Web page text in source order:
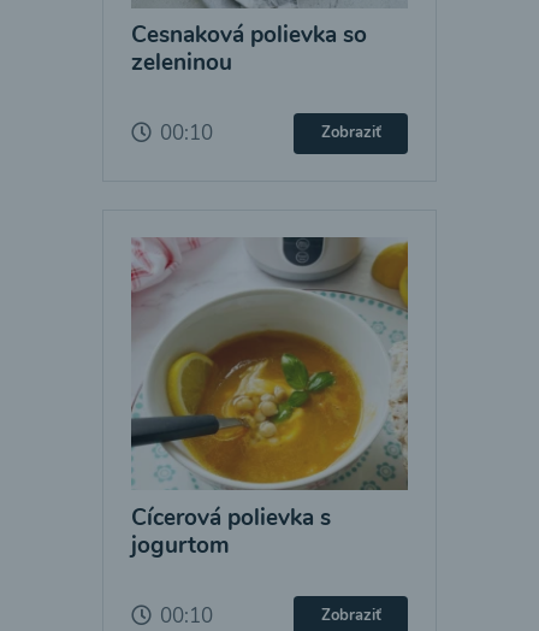
Cesnaková polievka so
zeleninou
00:10 Zobraziť
Cícerová polievka s
jogurtom
00:10 Zobraziť